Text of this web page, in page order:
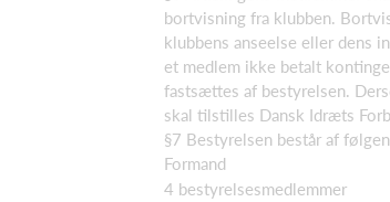
bortvisning fra klubben.
klubbens anseelse eller dens
et medlem ikke betalt
fastsættes af bestyrelsen.
skal tilstilles Dansk Idræts
§7 Bestyrelsen består af
Formand
4 bestyrelsesmedlemmer